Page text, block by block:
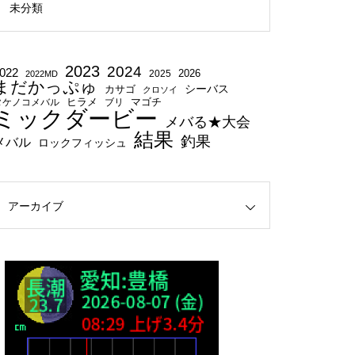
未分類
2022MD 2023 2024 2025 2026
だかっぷゅ カサゴ クロソイ シーバス
ケノコメバル ヒラメ ブリ マゴチ
ックダービー メバる★大会
バル ロックフィッシュ 結果 釣果
アーカイブ